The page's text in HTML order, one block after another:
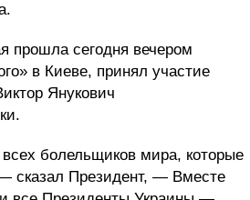
прошла сегодня вечером
в Киеве, принял участие
Янукович
болельщиков мира, которые
сказал Президент, — Вместе